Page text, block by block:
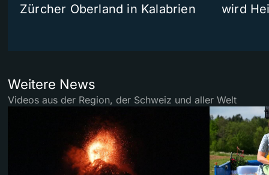
Zürcher Oberland in Kalabrien
wird
Weitere News
Videos aus der Region, der Schweiz und aller Welt